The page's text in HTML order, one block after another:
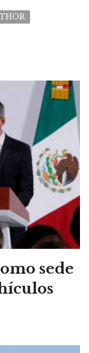
sede